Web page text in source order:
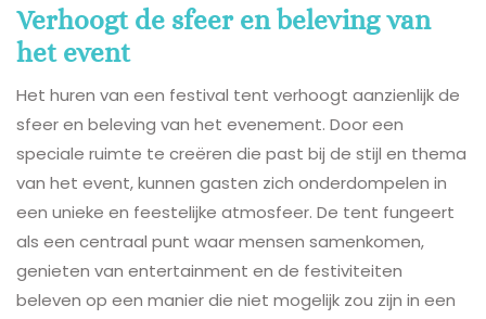
Verhoogt de sfeer en beleving van
het event
Het huren van een festival tent verhoogt aanzienlijk de
sfeer en beleving van het evenement. Door een
speciale ruimte te creëren die past bij de stijl en thema
van het event, kunnen gasten zich onderdompelen in
een unieke en feestelijke atmosfeer. De tent fungeert
als een centraal punt waar mensen samenkomen,
genieten van entertainment en de festiviteiten
beleven op een manier die niet mogelijk zou zijn in een